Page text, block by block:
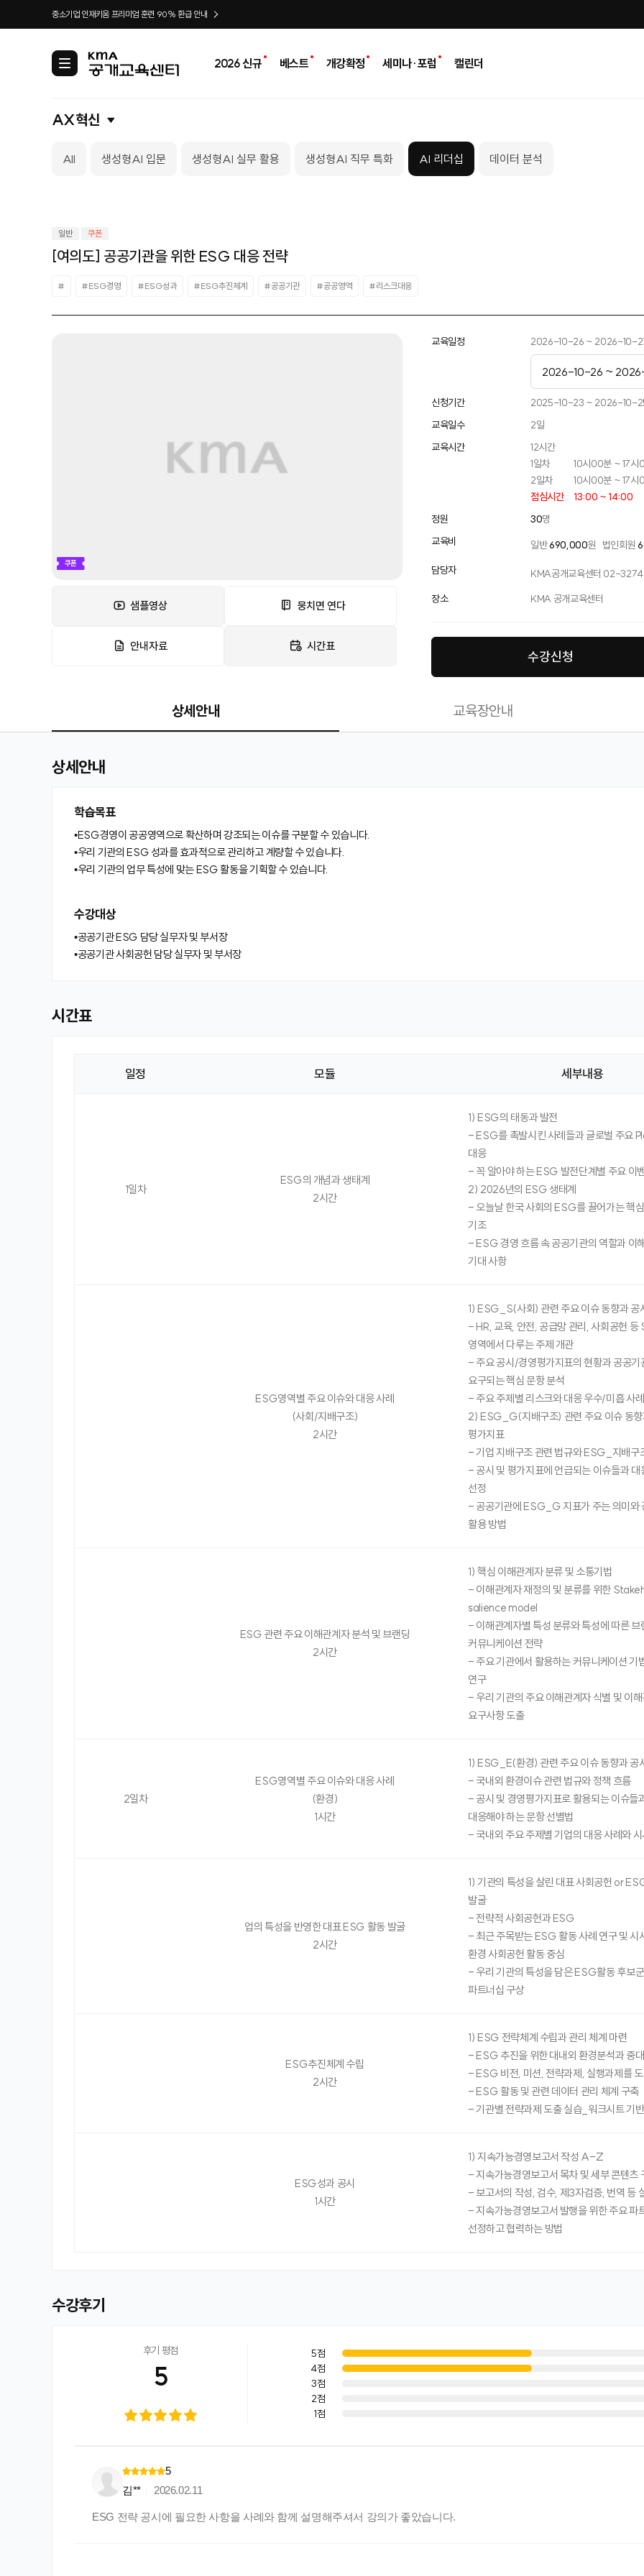
중소기업 인재키움 프리미엄 훈련 90% 환급 안내
카
테
2026 신규 베스트 개강확정 세미나·포럼 캘린더
AX혁신
All 생성형AI 입문 생성형AI 실무 활용 생성형AI 직무 특화 AI 리더십 데이터 분석
일반 쿠폰
[여의도] 공공기관을 위한 ESG 대응 전략
# #ESG경영 #ESG성과 #ESG추진체계 #공공기관 #공공영역 #리스크대응
쿠폰
샘플영상 뭉치면 연다
안내자료 시간표
교육일정 2026-10-26 ~ 2026-10-
2026-10-26 ~
2026-05-11 ~
2026-10-26 ~
2026-12-02 ~
신청기간
2025-10-23 ~ 2026-10-
교육일수
2일
교육시간
12시간
1일차
10시00분 ~ 17시
2일차
10시00분 ~ 17시
점심시간
13:00 ~ 14:00
정원
30명
교육비
일반690,000원 법인회원
담당자
KMA공개교육센터 02-
장소
KMA 공개교육센터
수강신청
상세안내 교육장안내
상세안내
학습목표
•ESG경영이 공공영역으로 확산하며 강조되는 이슈를 구분할 수 있습니다.
•우리 기관의 ESG 성과를 효과적으로 관리하고 계량할 수 있습니다.
•우리 기관의 업무 특성에 맞는 ESG 활동을 기획할 수 있습니다.
수강대상
•공공기관 ESG 담당 실무자 및 부서장
•공공기관 사회공헌 담당 실무자 및 부서장
시간표
일정 모듈 세부내용
1일차
ESG의 개념과 생태계
2시간
1) ESG의 태동과 발전
- ESG를 촉발시킨 사례들과 글로벌 주요
대응
- 꼭 알아야 하는 ESG 발전단계별 주요 이
2) 2026년의 ESG 생태계
- 오늘날 한국 사회의 ESG를 끌어가는 핵
기조
- ESG 경영 흐름 속 공공기관의 역할과 이
기대 사항
ESG영역별 주요 이슈와 대응 사례
(사회/지배구조)
2시간
1) ESG_S(사회) 관련 주요 이슈 동향과 공
- HR, 교육, 안전, 공급망 관리, 사회공헌 등
영역에서 다루는 주제 개관
- 주요 공시/경영평가지표의 현황과 공공기
요구되는 핵심 문항 분석
- 주요 주제별 리스크와 대응 우수/미흡 사
2) ESG_G(지배구조) 관련 주요 이슈 동
평가지표
- 기업 지배구조 관련 법규와 ESG_지배구
- 공시 및 평가지표에 언급되는 이슈들과 대
선정
- 공공기관에 ESG_G 지표가 주는 의미와
활용 방법
ESG 관련 주요 이해관계자 분석 및 브랜딩
2시간
1) 핵심 이해관계자 분류 및 소통기법
- 이해관계자 재정의 및 분류를 위한
salience model
- 이해관계자별 특성 분류와 특성에 따른
커뮤니케이션 전략
- 주요 기관에서 활용하는 커뮤니케이션 기
연구
- 우리 기관의 주요 이해관계자 식별 및 이
요구사항 도출
2일차
ESG영역별 주요 이슈와 대응 사례
(환경)
1시간
1) ESG_E(환경) 관련 주요 이슈 동향과 공
- 국내외 환경이슈 관련 법규와 정책 흐름
- 공시 및 경영평가지표로 활용되는 이슈들
대응해야 하는 문항 선별법
- 국내외 주요 주제별 기업의 대응 사례와
업의 특성을 반영한 대표 ESG 활동 발굴
2시간
1) 기관의 특성을 살린 대표 사회공헌 or
발굴
- 전략적 사회공헌과 ESG
- 최근 주목받는 ESG 활동 사례 연구 및 시
환경 사회공헌 활동 중심
- 우리 기관의 특성을 담은 ESG활동 후보
파트너십 구상
ESG추진체계 수립
2시간
1) ESG 전략체계 수립과 관리 체계 마련
- ESG 추진을 위한 대내외 환경분석과 중
- ESG 비전, 미션, 전략과제, 실행과제를
- ESG 활동 및 관련 데이터 관리 체계 구축
- 기관별 전략과제 도출 실습_워크시트 기반
ESG성과 공시
1시간
1) 지속가능경영보고서 작성 A-Z
- 지속가능경영보고서 목차 및 세부 콘텐츠
- 보고서의 작성, 검수, 제3자검증, 번역 등
- 지속가능경영보고서 발행을 위한 주요 파
선정하고 협력하는 방법
수강후기
후기 평점
5
5점
4점
3점
2점
1점
5
김**
2026.02.11
ESG 전략 공시에 필요한 사항을 사례와 함께 설명해주셔서 강의가 좋았습니다.